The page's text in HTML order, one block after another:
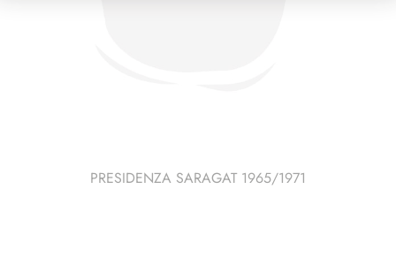
PRESIDENZA SARAGAT 1965/1971